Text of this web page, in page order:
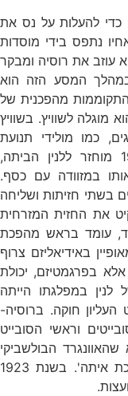
כדי להעלות על נס את
נתפס בידי מוסדות
הוא הפך לרדיקלים. בשנת 1900 הוא עוזב את רוסיה ומבקר
במהלך המסע הזה הוא
מהפכנית של
מוגלה לשוויץ. בשוויץ
כמו מולידי תנועת
האוונגרד האומנותית 'דאדא'. במרץ 1917 מוחזר ללנין הביתה,
במזוודה עם כסף.
בשתי חזיתות ושליחה
את החזית המזרחית
עומד בראש מהפכת
באידיאליזם צרוף
בפרגמטיזם, יכולת
לנין במפלגתו הייתה
הסובייט העליון חוקה. ברוסיה-
וראשי הסובייט
הבולשביקי
יכתיב את כיוון המערכת וההמון צריך 'ללכת איתה'. בשנת 1923